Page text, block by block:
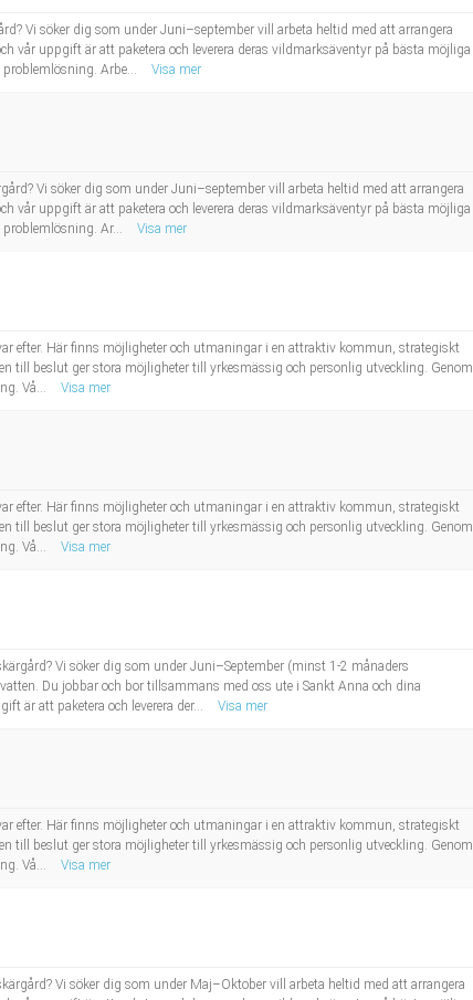
Vi söker dig som under Juni–september vill arbeta heltid med att arrangera
vår uppgift är att paketera och leverera deras vildmarksäventyr på bästa möjliga
Arbe...
Visa mer
Vi söker dig som under Juni–september vill arbeta heltid med att arrangera
vår uppgift är att paketera och leverera deras vildmarksäventyr på bästa möjliga
Ar...
Visa mer
efter. Här finns möjligheter och utmaningar i en attraktiv kommun, strategiskt
till beslut ger stora möjligheter till yrkesmässig och personlig utveckling. Genom
Vå...
Visa mer
efter. Här finns möjligheter och utmaningar i en attraktiv kommun, strategiskt
till beslut ger stora möjligheter till yrkesmässig och personlig utveckling. Genom
Vå...
Visa mer
Vi söker dig som under Juni–September (minst 1-2 månaders
Du jobbar och bor tillsammans med oss ute i Sankt Anna och dina
är att paketera och leverera der...
Visa mer
efter. Här finns möjligheter och utmaningar i en attraktiv kommun, strategiskt
till beslut ger stora möjligheter till yrkesmässig och personlig utveckling. Genom
Vå...
Visa mer
Vi söker dig som under Maj–Oktober vill arbeta heltid med att arrangera